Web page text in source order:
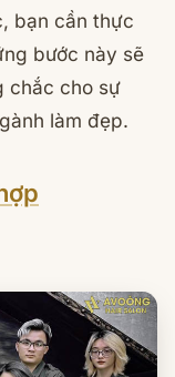
bạn cần thực
bước này sẽ
chắc cho sự
làm đẹp.